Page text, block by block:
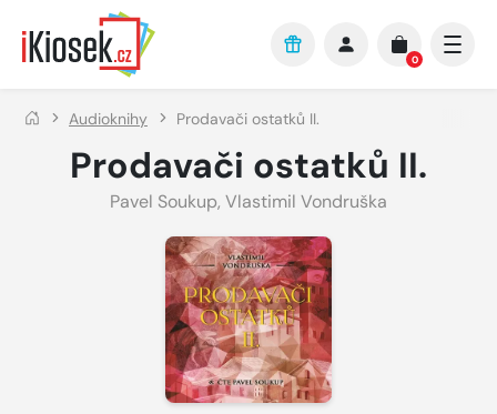
Přejít na hlavní obsah
0
Audioknihy Prodavači ostatků II.
Prodavači ostatků II.
Pavel Soukup, Vlastimil Vondruška